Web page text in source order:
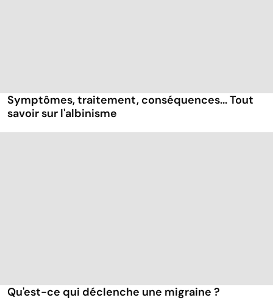
Symptômes, traitement, conséquences... Tout
savoir sur l'albinisme
Qu'est-ce qui déclenche une migraine ?